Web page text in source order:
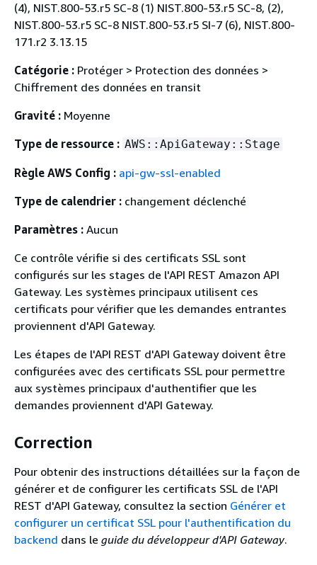
(4), NIST.800-53.r5 SC-8 (1) NIST.800-53.r5 SC-8, (2),
NIST.800-53.r5 SC-8 NIST.800-53.r5 SI-7 (6), NIST.800-
171.r2 3.13.15
Catégorie : Protéger > Protection des données >
Chiffrement des données en transit
Gravité : Moyenne
Type de ressource : AWS::ApiGateway::Stage
Règle AWS Config : api-gw-ssl-enabled
Type de calendrier : changement déclenché
Paramètres : Aucun
Ce contrôle vérifie si des certificats SSL sont
configurés sur les stages de l'API REST Amazon API
Gateway. Les systèmes principaux utilisent ces
certificats pour vérifier que les demandes entrantes
proviennent d'API Gateway.
Les étapes de l'API REST d'API Gateway doivent être
configurées avec des certificats SSL pour permettre
aux systèmes principaux d'authentifier que les
demandes proviennent d'API Gateway.
Correction
Pour obtenir des instructions détaillées sur la façon de
générer et de configurer les certificats SSL de l'API
REST d'API Gateway, consultez la section Générer et
configurer un certificat SSL pour l'authentification du
backend dans le guide du développeur d'API Gateway.